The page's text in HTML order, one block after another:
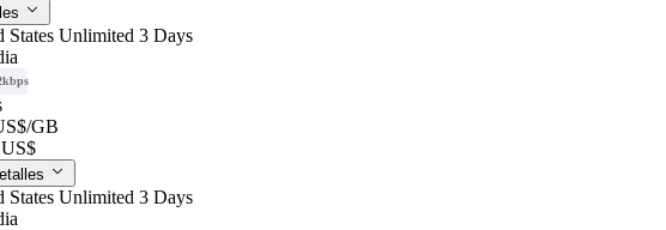
States Unlimited 3 Days
/GB
States Unlimited 3 Days